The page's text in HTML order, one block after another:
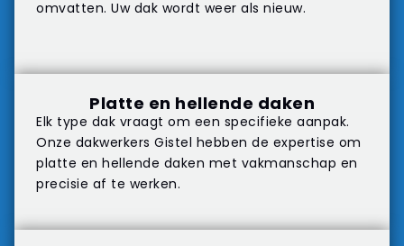
omvatten. Uw dak wordt weer als nieuw.
Platte en hellende daken
Elk type dak vraagt om een specifieke aanpak.
Onze dakwerkers Gistel hebben de expertise om
platte en hellende daken met vakmanschap en
precisie af te werken.